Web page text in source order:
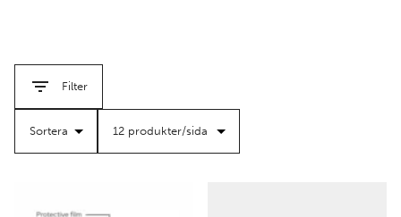
skyltlösningar.
och exklusiv skyltning.
Filter
filter
filter